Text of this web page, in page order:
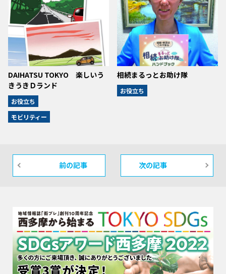
DAIHATSU TOKYO 楽しいう
きうきＤランド
お役立ち
モビリティー
相続まるっとお助け隊
お役立ち
前の記事 次の記事